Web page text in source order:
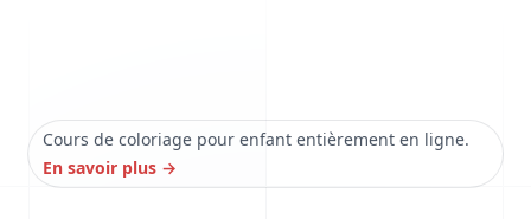
Cours de coloriage pour enfant entièrement en ligne.
En savoir plus →